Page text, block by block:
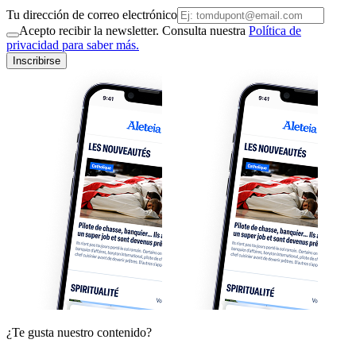
Tu dirección de correo electrónico
Acepto recibir la newsletter. Consulta nuestra Política de
privacidad para saber más.
Inscribirse
¿Te gusta nuestro contenido?